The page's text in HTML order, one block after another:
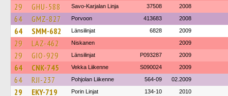
29 GHU-588 Savo-Karjalan Linja 37508 2008
64 GMZ-827 Porvoon 413683 2008
64 SMM-682 Länsilinjat 6828 2009
29 LAZ-462 Niskanen 2009
29 GIO-929 Länsilinjat P093287 2009
64 CNK-745 Vekka Liikenne S090024 2009
64 RJI-237 Pohjolan Liikenne 564-09 02.2009
29 EKY-719 Porin Linjat 134-10 2010